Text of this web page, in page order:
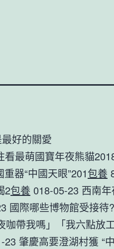
好的關愛
看最萌國寶年夜熊貓
器“中國天眼”201包養
2包養 018-05-23 西南
國際哪些博物館受接
咖帶我嗎」「我六點放
-23 肇慶高要澄湖村獲 “